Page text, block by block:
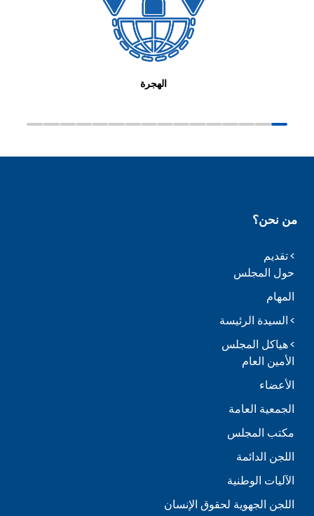
الهجرة
من نحن؟
تقديم
حول المجلس
المهام
السيدة الرئيسة
هياكل المجلس
الأمين العام
الأعضاء
الجمعية العامة
مكتب المجلس
اللجن الدائمة
الآليات الوطنية
اللجن الجهوية لحقوق الإنسان